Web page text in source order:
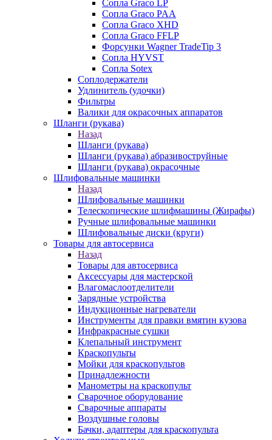
Сопла Graco LP
Сопла Graco PAA
Сопла Graco XHD
Сопла Graco FFLP
Форсунки Wagner TradeTip 3
Сопла HYVST
Сопла Sotex
Соплодержатели
Удлинитель (удочки)
Фильтры
Валики для окрасочных аппаратов
Шланги (рукава)
Назад
Шланги (рукава)
Шланги (рукава) абразивоструйные
Шланги (рукава) окрасочные
Шлифовальные машинки
Назад
Шлифовальные машинки
Телескопические шлифмашины (Жирафы)
Ручные шлифовальные машинки
Шлифовальные диски (круги)
Товары для автосервиса
Назад
Товары для автосервиса
Аксессуары для мастерской
Влагомаслоотделители
Зарядные устройства
Индукционные нагреватели
Инструменты для правки вмятин кузова
Инфракрасные сушки
Клепальный инструмент
Краскопульты
Мойки для краскопультов
Принадлежности
Манометры на краскопульт
Сварочное оборудование
Сварочные аппараты
Воздушные головы
Бачки, адаптеры для краскопульта